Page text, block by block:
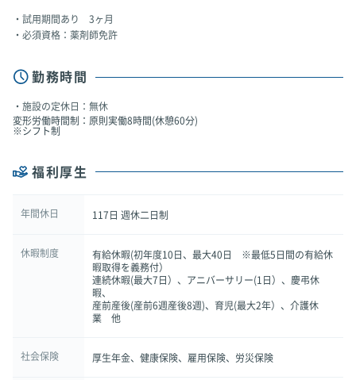
試用期間あり 3ヶ月
必須資格：薬剤師免許
勤務時間
施設の定休日：無休
変形労働時間制：原則実働8時間(休憩60分)
※シフト制
福利厚生
年間休日 117日 週休二日制
休暇制度
有給休暇(初年度10日、最大40日 ※最低5日間の有給休
暇取得を義務付）
連続休暇(最大7日）、アニバーサリー(1日）、慶弔休
暇、
産前産後(産前6週産後8週)、育児(最大2年）、介護休
業 他
社会保険 厚生年金、健康保険、雇用保険、労災保険